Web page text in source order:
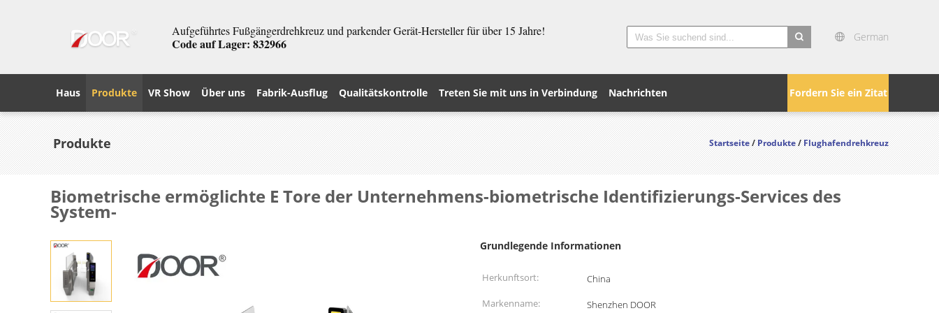
Aufgeführtes Fußgängerdrehkreuz und parkender Gerät-Hersteller für über 15 Jahre!
Code auf Lager: 832966 German
Fordern Sie ein Zitat
Haus Produkte VR Show Über uns Fabrik-Ausflug Qualitätskontrolle Treten Sie mit uns in Verbindung Nachrichten
Produkte Startseite/Produkte/Flughafendrehkreuz
Biometrische ermöglichte E Tore der Unternehmens-biometrische Identifizierungs-Services des
System-
Grundlegende Informationen
Herkunftsort:
China
Markenname:
Shenzhen DOOR